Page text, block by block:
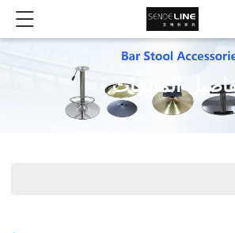
تفاصيل المنتجات